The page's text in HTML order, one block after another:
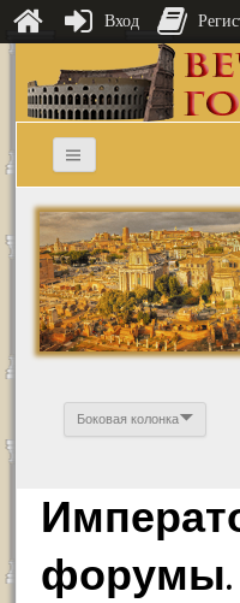
Боковая колонка
форумы.
Вход